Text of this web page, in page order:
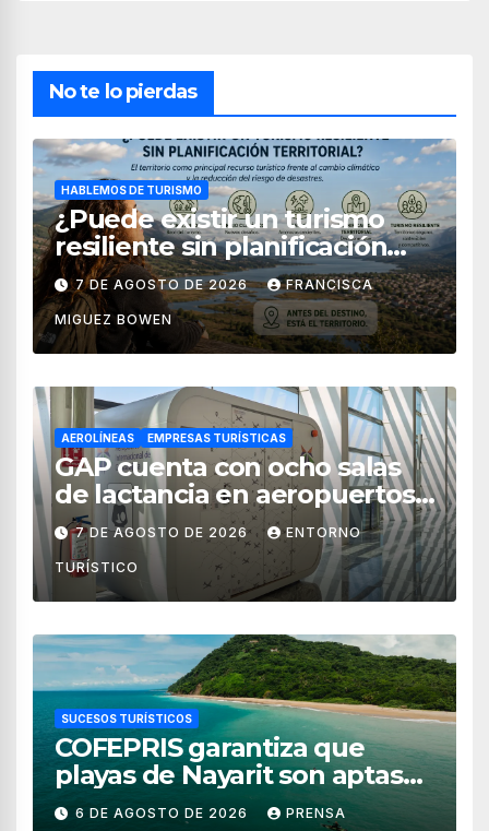
No te lo pierdas
HABLEMOS DE TURISMO
¿Puede existir un turismo
resiliente sin planificación
territorial?
7 DE AGOSTO DE 2026 FRANCISCA
MIGUEZ BOWEN
AEROLÍNEAS EMPRESAS TURÍSTICAS
GAP cuenta con ocho salas
de lactancia en aeropuertos
de México
7 DE AGOSTO DE 2026 ENTORNO
TURÍSTICO
SUCESOS TURÍSTICOS
COFEPRIS garantiza que
playas de Nayarit son aptas
para uso recreativo
6 DE AGOSTO DE 2026 PRENSA